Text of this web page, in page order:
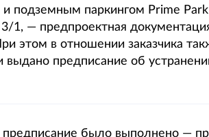
и подземным паркингом Prime
1, — предпроектная
этом в отношении заказчика
предписание об
предписание было выполнено —